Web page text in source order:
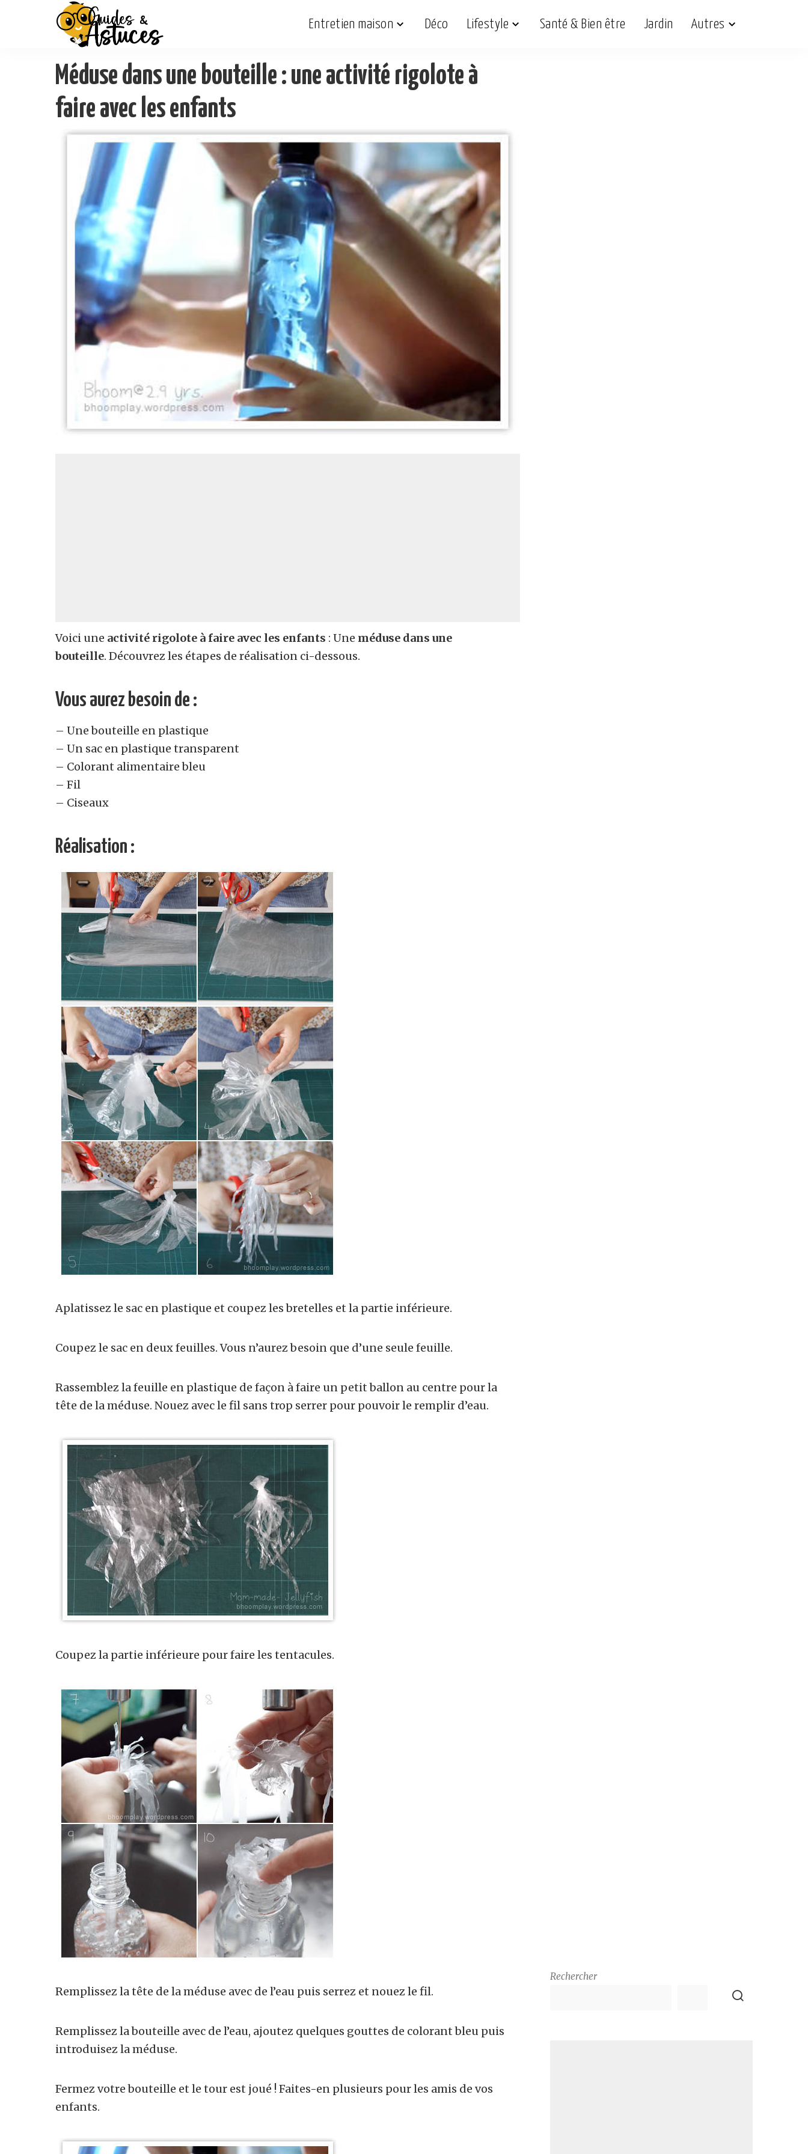
Entretien maison Déco Lifestyle Santé & Bien être Jardin Autres
Méduse dans une bouteille : une activité rigolote à
faire avec les enfants
Voici une activité rigolote à faire avec les enfants : Une méduse dans une
bouteille. Découvrez les étapes de réalisation ci-dessous.
Vous aurez besoin de :
– Une bouteille en plastique
– Un sac en plastique transparent
– Colorant alimentaire bleu
– Fil
– Ciseaux
Réalisation :
Aplatissez le sac en plastique et coupez les bretelles et la partie inférieure.
Coupez le sac en deux feuilles. Vous n’aurez besoin que d’une seule feuille.
Rassemblez la feuille en plastique de façon à faire un petit ballon au centre pour la
tête de la méduse. Nouez avec le fil sans trop serrer pour pouvoir le remplir d’eau.
Coupez la partie inférieure pour faire les tentacules.
Remplissez la tête de la méduse avec de l’eau puis serrez et nouez le fil.
Remplissez la bouteille avec de l’eau, ajoutez quelques gouttes de colorant bleu puis
introduisez la méduse.
Fermez votre bouteille et le tour est joué ! Faites-en plusieurs pour les amis de vos
enfants.
Rechercher